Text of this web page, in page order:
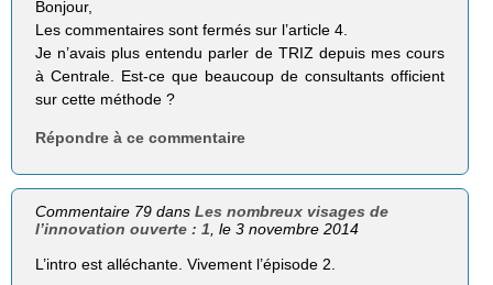
Bonjour,
Les commentaires sont fermés sur l’article 4.
Je n’avais plus entendu parler de TRIZ depuis mes cours
à Centrale. Est-ce que beaucoup de consultants officient
sur cette méthode ?
Répondre à ce commentaire
Commentaire 79 dansLes nombreux visages de
l’innovation ouverte : 1 , le 3 novembre 2014
L’intro est alléchante. Vivement l’épisode 2.